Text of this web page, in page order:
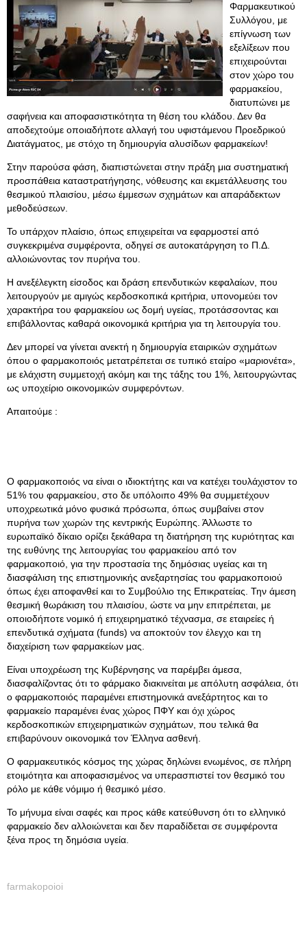
Φαρμακευτικού
Συλλόγου, με
επίγνωση των
εξελίξεων που
επιχειρούνται
στον χώρο του
φαρμακείου,
διατυπώνει με
σαφήνεια και αποφασιστικότητα τη θέση του κλάδου. Δεν θα
αποδεχτούμε οποιαδήποτε αλλαγή του υφιστάμενου Προεδρικού
Διατάγματος, με στόχο τη δημιουργία αλυσίδων φαρμακείων!
Στην παρούσα φάση, διαπιστώνεται στην πράξη μια συστηματική
προσπάθεια καταστρατήγησης, νόθευσης και εκμετάλλευσης του
θεσμικού πλαισίου, μέσω έμμεσων σχημάτων και απαράδεκτων
μεθοδεύσεων.
Το υπάρχον πλαίσιο, όπως επιχειρείται να εφαρμοστεί από
συγκεκριμένα συμφέροντα, οδηγεί σε αυτοκατάργηση το Π.Δ.
αλλοιώνοντας τον πυρήνα του.
Η ανεξέλεγκτη είσοδος και δράση επενδυτικών κεφαλαίων, που
λειτουργούν με αμιγώς κερδοσκοπικά κριτήρια, υπονομεύει τον
χαρακτήρα του φαρμακείου ως δομή υγείας, προτάσσοντας και
επιβάλλοντας καθαρά οικονομικά κριτήρια για τη λειτουργία του.
Δεν μπορεί να γίνεται ανεκτή η δημιουργία εταιρικών σχημάτων
όπου ο φαρμακοποιός μετατρέπεται σε τυπικό εταίρο «μαριονέτα»,
με ελάχιστη συμμετοχή ακόμη και της τάξης του 1%, λειτουργώντας
ως υποχείριο οικονομικών συμφερόντων.
Απαιτούμε :
Ο φαρμακοποιός να είναι ο ιδιοκτήτης και να κατέχει τουλάχιστον το
51% του φαρμακείου, στο δε υπόλοιπο 49% θα συμμετέχουν
υποχρεωτικά μόνο φυσικά πρόσωπα, όπως συμβαίνει στον
πυρήνα των χωρών της κεντρικής Ευρώπης. Άλλωστε το
ευρωπαϊκό δίκαιο ορίζει ξεκάθαρα τη διατήρηση της κυριότητας και
της ευθύνης της λειτουργίας του φαρμακείου από τον
φαρμακοποιό, για την προστασία της δημόσιας υγείας και τη
διασφάλιση της επιστημονικής ανεξαρτησίας του φαρμακοποιού
όπως έχει αποφανθεί και το Συμβούλιο της Επικρατείας. Την άμεση
θεσμική θωράκιση του πλαισίου, ώστε να μην επιτρέπεται, με
οποιοδήποτε νομικό ή επιχειρηματικό τέχνασμα, σε εταιρείες ή
επενδυτικά σχήματα (funds) να αποκτούν τον έλεγχο και τη
διαχείριση των φαρμακείων μας.
Είναι υποχρέωση της Κυβέρνησης να παρέμβει άμεσα,
διασφαλίζοντας ότι το φάρμακο διακινείται με απόλυτη ασφάλεια, ότι
ο φαρμακοποιός παραμένει επιστημονικά ανεξάρτητος και το
φαρμακείο παραμένει ένας χώρος ΠΦΥ και όχι χώρος
κερδοσκοπικών επιχειρηματικών σχημάτων, που τελικά θα
επιβαρύνουν οικονομικά τον Έλληνα ασθενή.
Ο φαρμακευτικός κόσμος της χώρας δηλώνει ενωμένος, σε πλήρη
ετοιμότητα και αποφασισμένος να υπερασπιστεί τον θεσμικό του
ρόλο με κάθε νόμιμο ή θεσμικό μέσο.
Το μήνυμα είναι σαφές και προς κάθε κατεύθυνση ότι το ελληνικό
φαρμακείο δεν αλλοιώνεται και δεν παραδίδεται σε συμφέροντα
ξένα προς τη δημόσια υγεία.
farmakopoioi